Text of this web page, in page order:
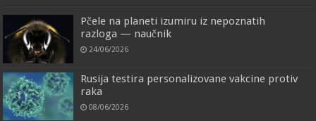
Pčele na planeti izumiru iz nepoznatih
razloga — naučnik
24/06/2026
Rusija testira personalizovane vakcine protiv
raka
08/06/2026